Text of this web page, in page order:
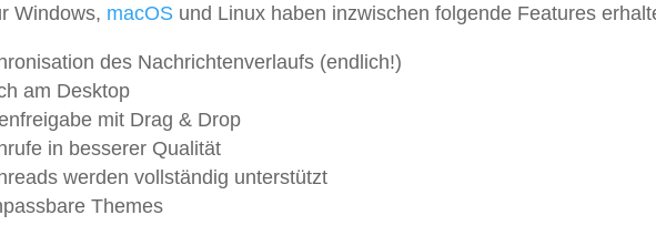
Windows, macOS und Linux haben inzwischen folgende Features
des Nachrichtenverlaufs (endlich!)
am Desktop
mit Drag & Drop
in besserer Qualität
werden vollständig unterstützt
Themes